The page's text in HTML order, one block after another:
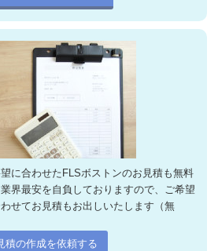
に合わせたFLSボストンのお見積も無料
界最安を自負しておりますので、ご希望
せてお見積もお出しいたします（無
積の作成を依頼する